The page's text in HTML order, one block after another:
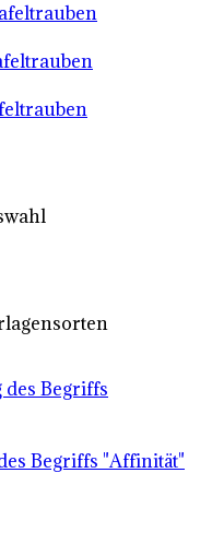
Begriffs
Begriffs "Affinität"